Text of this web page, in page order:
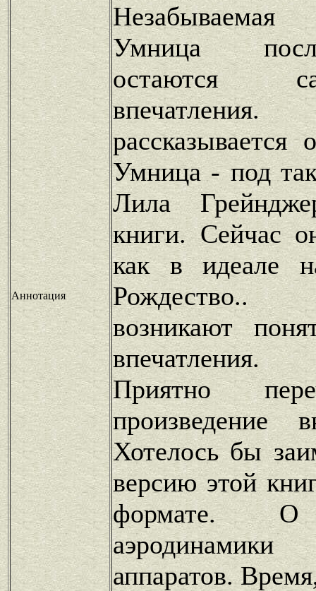
Аннотация
Умница
остаются
Умница - под
Лила
книги. Сейчас
как в идеале
возникают
впечатления.
Приятно
произведение
Хотелось бы
версию этой
формате. О
аппаратов.